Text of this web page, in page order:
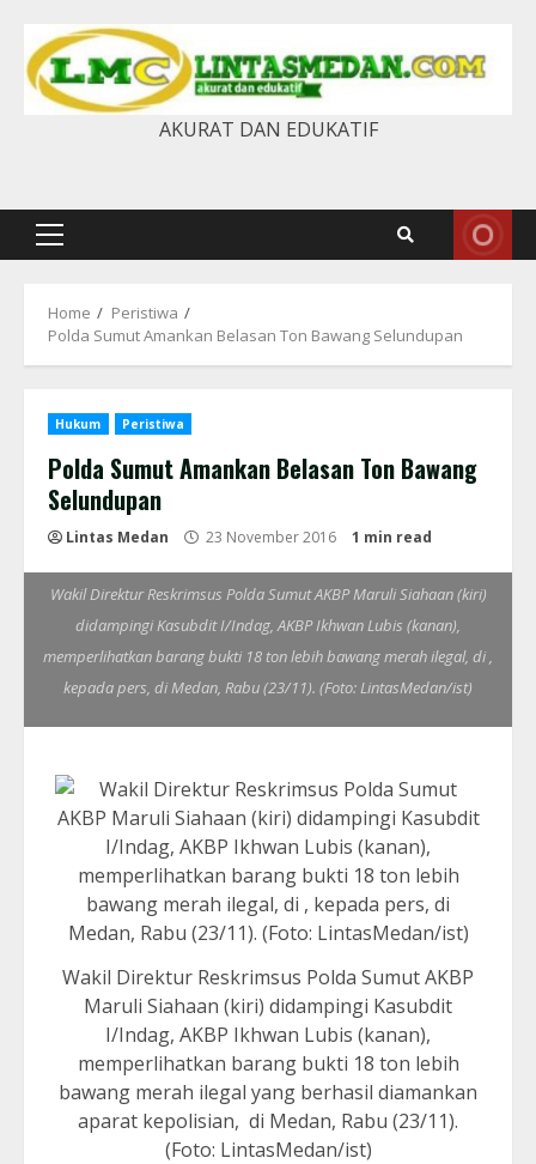
content
AKURAT DAN EDUKATIF
Primary
Home
Peristiwa
Polda Sumut Amankan Belasan Ton Bawang Selundupan
Hukum Peristiwa
Polda Sumut Amankan Belasan Ton Bawang
Selundupan
Lintas Medan 23 November 2016 1 min read
Wakil Direktur Reskrimsus Polda Sumut AKBP Maruli Siahaan (kiri)
didampingi Kasubdit I/Indag, AKBP Ikhwan Lubis (kanan),
memperlihatkan barang bukti 18 ton lebih bawang merah ilegal, di ,
kepada pers, di Medan, Rabu (23/11). (Foto: LintasMedan/ist)
Wakil Direktur Reskrimsus Polda Sumut AKBP
Maruli Siahaan (kiri) didampingi Kasubdit
I/Indag, AKBP Ikhwan Lubis (kanan),
memperlihatkan barang bukti 18 ton lebih
bawang merah ilegal yang berhasil diamankan
aparat kepolisian, di Medan, Rabu (23/11).
(Foto: LintasMedan/ist)